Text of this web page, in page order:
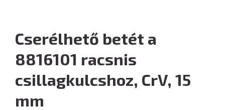
Cserélhető betét a
8816101 racsnis
csillagkulcshoz, CrV, 15
mm